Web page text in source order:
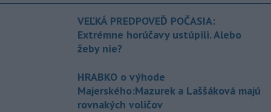
VEĽKÁ PREDPOVEĎ POČASIA:
Extrémne horúčavy ustúpili. Alebo
žeby nie?
HRABKO o výhode
Majerského:Mazurek a Laššáková majú
rovnakých voličov